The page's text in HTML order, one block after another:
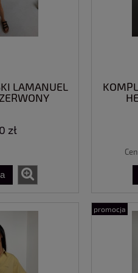
LAMANUEL
zł
promocja